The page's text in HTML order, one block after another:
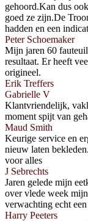
gehoord.Kan dus
goed ze zijn.De
hadden en een
Peter Schoemaker
Mijn jaren 60
resultaat. Er heeft
origineel.
Erik Treffers
Gabrielle V
Klantvriendelijk,
moment spijt van
Maud Smith
Keurige service en
nieuw laten
voor alles
J Sebrechts
Jaren gelede mijn
over vlede week
verwachting echt
Harry Peeters